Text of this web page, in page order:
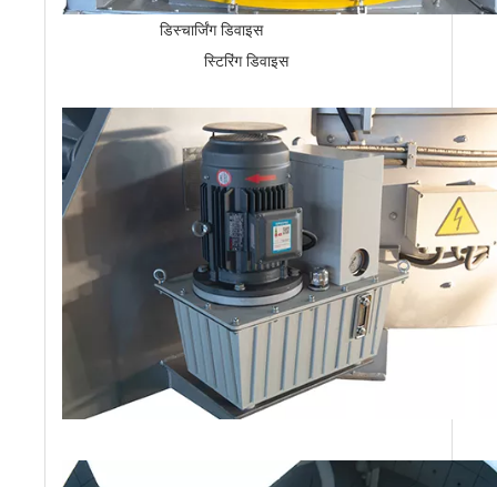
डिस्चार्जिंग डिवाइस
स्टिरिंग डिवाइस